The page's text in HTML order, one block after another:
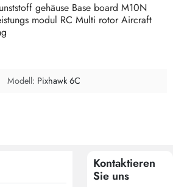
gehäuse Base board M10N
modul RC Multi rotor Aircraft
Modell: Pixhawk 6C
Kontaktieren
Sie uns